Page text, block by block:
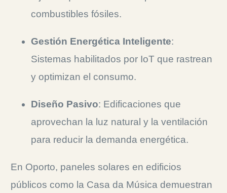
combustibles fósiles.
Gestión Energética Inteligente:
Sistemas habilitados por IoT que rastrean
y optimizan el consumo.
Diseño Pasivo: Edificaciones que
aprovechan la luz natural y la ventilación
para reducir la demanda energética.
En Oporto, paneles solares en edificios
públicos como la Casa da Música demuestran